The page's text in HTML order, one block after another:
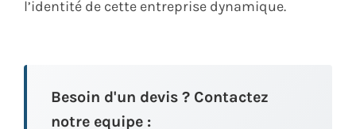
l’identité de cette entreprise dynamique.
Besoin d'un devis ? Contactez
notre equipe :